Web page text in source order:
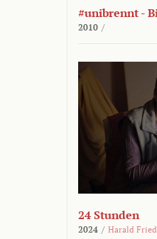
#unibrennt -
2010 /
24 Stunden
2024 / Harald